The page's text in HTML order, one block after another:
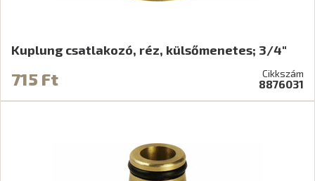
Kuplung csatlakozó, réz, külsőmenetes; 3/4"
715 Ft Cikkszám
8876031